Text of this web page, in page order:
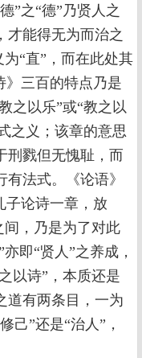
”之“德”乃贤人之
才能得无为而治之
“直”，而在此处其
》三百的特点乃是
之以乐”或“教之以
之义；该章的意思
刑戮但无愧耻，而
法式。《论语》
子论诗一章，放
间，乃是为了对此
即“贤人”之养成，
以诗”，本质还是
道有两条目，一为
己”还是“治人”，